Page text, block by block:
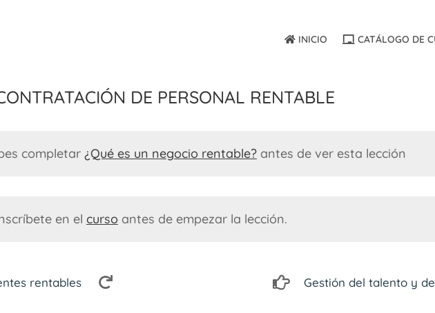
INICIO CATÁLOGO DE
de personal rentable
completar ¿Qué es un negocio rentable?antes de ver esta lección
en el cursoantes de empezar la lección.
rentables Gestión del talento y